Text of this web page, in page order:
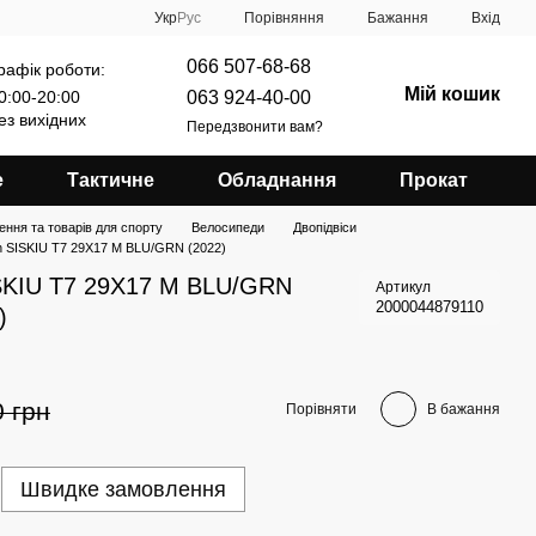
УкрРус Порівняння Бажання Вхід
роботи:
20:00
вихідних
066 507-68-68
063 924-40-00
Передзвонити вам?
Мій кошик
Тактичне Обладнання Прокат
та товарів для спорту Велосипеди
Двопідвіси
SISKIU T7 29X17 M BLU/GRN (2022)
T7 29X17 M BLU/GRN
Артикул
2000044879110
грн Порівняти В бажання
Швидке замовлення